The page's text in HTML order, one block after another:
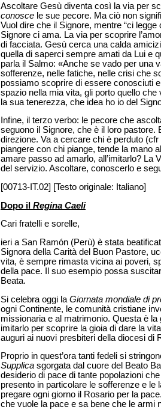
Ascoltare Gesù diventa così la via per
conosce le sue pecore. Ma ciò non
Vuol dire che il Signore, mentre “ci
Signore ci ama. La via per scoprire
di facciata. Gesù cerca una calda
quella di saperci sempre amati da Lui e
parla il Salmo: «Anche se vado per una
sofferenze, nelle fatiche, nelle crisi che
possiamo scoprire di essere conosciuti
spazio nella mia vita, gli porto quello
la sua tenerezza, che idea ho io del
Infine, il terzo verbo: le pecore che
seguono il Signore, che è il loro pastore.
direzione. Va a cercare chi è perduto (cfr
piangere con chi piange, tende la mano
amare passo ad amarlo, all’imitarlo? La
del servizio. Ascoltare, conoscerlo e
[00713-IT.02] [Testo originale: Italiano]
Dopo il Regina Caeli
Cari fratelli e sorelle,
ieri a San Ramón (Perù) è stata
Signora della Carità del Buon Pastore,
vita, è sempre rimasta vicina ai poveri,
della pace. Il suo esempio possa
Beata.
Si celebra oggi la Giornata mondiale di
ogni Continente, le comunità cristiane
missionaria e al matrimonio. Questa è
imitarlo per scoprire la gioia di dare la
auguri ai nuovi presbiteri della diocesi di
Proprio in quest’ora tanti fedeli si
Supplica sgorgata dal cuore del Beato
desiderio di pace di tante popolazioni
presento in particolare le sofferenze e
pregare ogni giorno il Rosario per la
che vuole la pace e sa bene che le armi